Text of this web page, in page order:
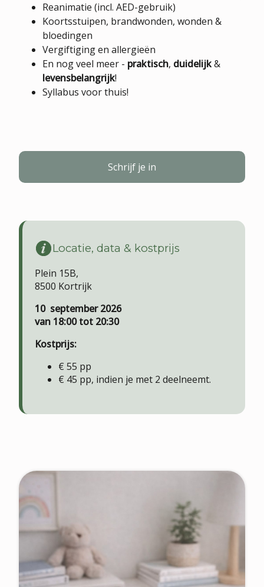
Reanimatie (incl. AED-gebruik)
Koortsstuipen, brandwonden, wonden &
bloedingen
Vergiftiging en allergieën
En nog veel meer - praktisch, duidelijk&
levensbelangrijk!
Syllabus voor thuis!
Schrijf je in
Locatie, data & kostprijs
Plein 15B,
8500 Kortrijk
10 september 2026
van 18:00 tot 20:30
Kostprijs:
€ 55 pp
€ 45 pp, indien je met 2 deelneemt.